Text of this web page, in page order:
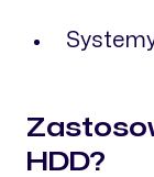
HDD?